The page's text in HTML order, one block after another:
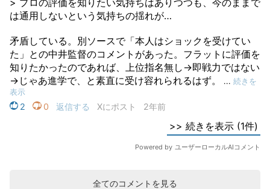
全てのコメントを見る